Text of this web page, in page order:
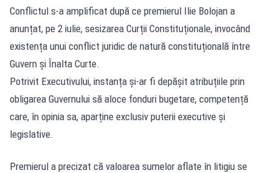
Conflictul s-a amplificat după ce premierul Ilie Bolojan a
anunțat, pe 2 iulie, sesizarea Curții Constituționale, invocând
existența unui conflict juridic de natură constituțională între
Guvern și Înalta Curte.
Potrivit Executivului, instanța și-ar fi depășit atribuțiile prin
obligarea Guvernului să aloce fonduri bugetare, competență
care, în opinia sa, aparține exclusiv puterii executive și
legislative.
Premierul a precizat că valoarea sumelor aflate în litigiu se